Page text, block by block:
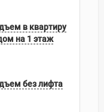
в квартиру
на 1 этаж
без лифта